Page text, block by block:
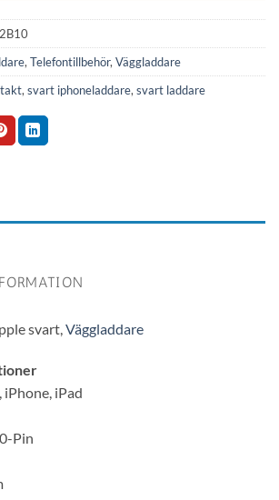
, Telefontillbehör, Väggladdare
, svart iphoneladdare, svart laddare
svart, Väggladdare
iPhone, iPad
Pin